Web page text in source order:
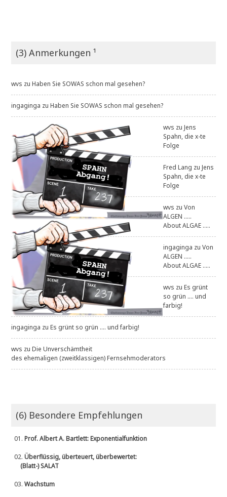
(3) Anmerkungen ¹
wvs zuHaben Sie SOWAS schon mal gesehen?
ingaginga zuHaben Sie SOWAS schon mal gesehen?
wvs zuJens
Spahn, die x-te
Folge
Fred Lang zuJens
Spahn, die x-te
Folge
wvs zuVon
ALGEN .....
About ALGAE .....
ingaginga zuVon
ALGEN .....
About ALGAE .....
wvs zuEs grünt
so grün .... und
farbig!
ingaginga zuEs grünt so grün .... und farbig!
wvs zuDie Unverschämtheit
des ehemaligen (zweitklassigen) Fernsehmoderators
(6) Besondere Empfehlungen
01.Prof. Albert A. Bartlett: Exponentialfunktion
02.Überflüssig, überteuert, überbewertet:
(Blatt-) SALAT
03.Wachstum